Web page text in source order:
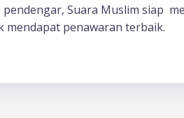
pendengar, Suara Muslim siap
mendapat penawaran terbaik.